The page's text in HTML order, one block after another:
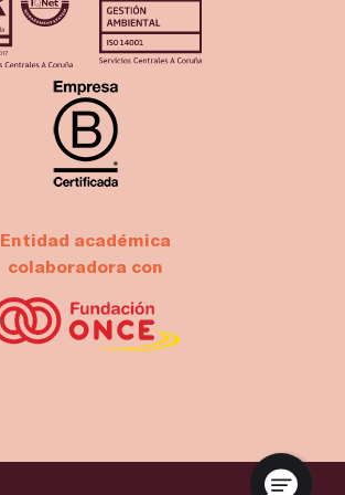
Entidad académica
colaboradora con